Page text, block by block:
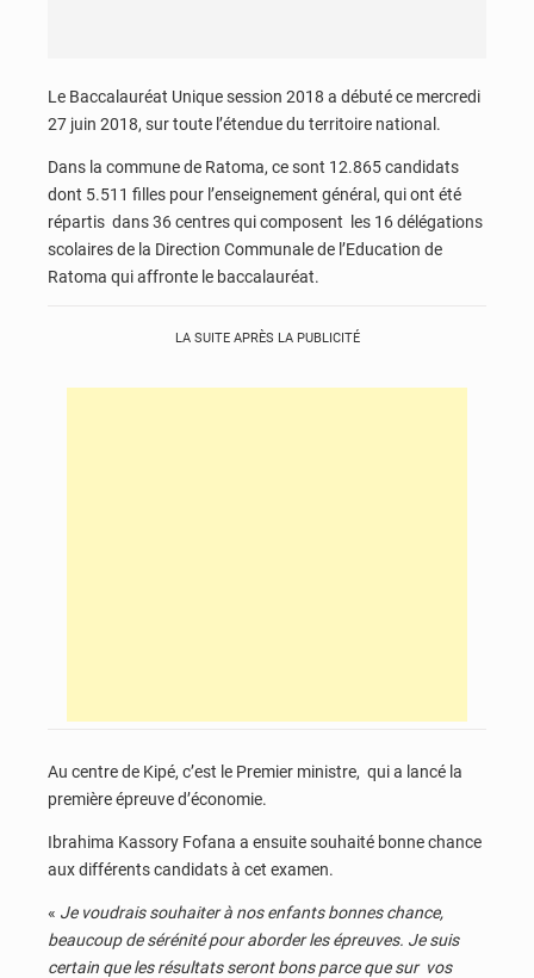
Le Baccalauréat Unique session 2018 a débuté ce mercredi
27 juin 2018, sur toute l’étendue du territoire national.
Dans la commune de Ratoma, ce sont 12.865 candidats
dont 5.511 filles pour l’enseignement général, qui ont été
répartis dans 36 centres qui composent les 16 délégations
scolaires de la Direction Communale de l’Education de
Ratoma qui affronte le baccalauréat.
LA SUITE APRÈS LA PUBLICITÉ
Au centre de Kipé, c’est le Premier ministre, qui a lancé la
première épreuve d’économie.
Ibrahima Kassory Fofana a ensuite souhaité bonne chance
aux différents candidats à cet examen.
« Je voudrais souhaiter à nos enfants bonnes chance,
beaucoup de sérénité pour aborder les épreuves. Je suis
certain que les résultats seront bons parce que sur vos